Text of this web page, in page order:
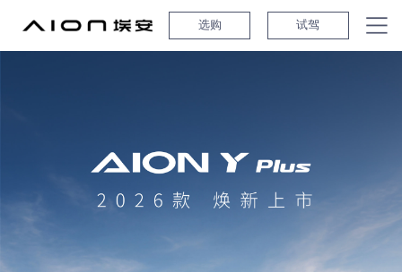
选购 试驾